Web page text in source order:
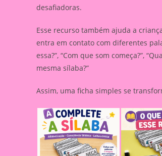
desafiadoras.
Esse recurso também ajuda a
entra em contato com diferentes
essa?”, “Com que som começa?”,
mesma sílaba?”
Assim, uma ficha simples se